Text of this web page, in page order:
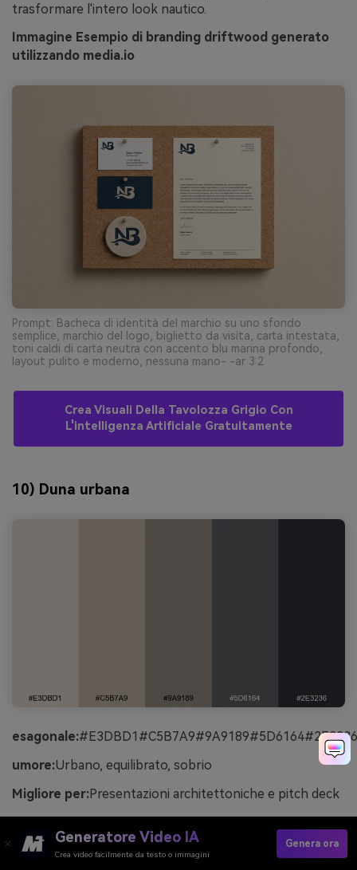
trasformare l'intero look nautico.
Immagine Esempio di branding driftwood generato
utilizzando media.io
Prompt: Bacheca di identità del marchio su uno sfondo
semplice, marchio del logo, biglietto da visita, carta intestata,
toni caldi di carta neutra con accento blu marina profondo,
layout pulito e moderno, nessuna mano- -ar 3:2
Crea Visuali Della Tavolozza Grigio Con
L'intelligenza Artificiale Gratuitamente
10) Duna urbana
esagonale:#E3DBD1#C5B7A9#9A9189#5D6164#2E3236
umore:Urbano, equilibrato, sobrio
Migliore per:Presentazioni architettoniche e pitch deck
del tardo pomeriggio, questi toni sembrano composti e
professionali. I neutri mezzi funzionano bene per
Generatore Video IA
Crea video facilmente da testo o immagini
Genera ora